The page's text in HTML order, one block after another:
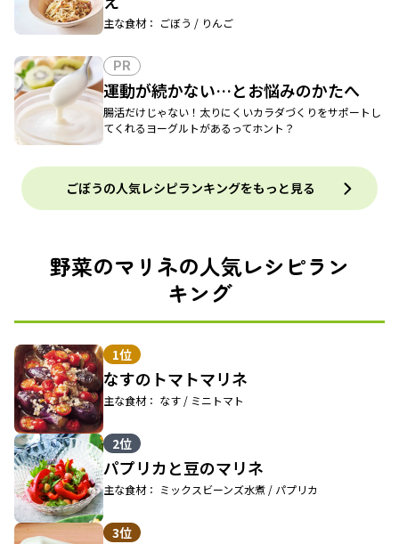
主な食材： ごぼう / りんご
PR
運動が続かない…とお悩みのかたへ
腸活だけじゃない！太りにくいカラダづくりをサポートし
てくれるヨーグルトがあるってホント？
ごぼうの人気レシピランキングをもっと見る
野菜のマリネの人気レシピラン
キング
1位
なすのトマトマリネ
主な食材： なす / ミニトマト
2位
パプリカと豆のマリネ
主な食材： ミックスビーンズ水煮 / パプリカ
3位